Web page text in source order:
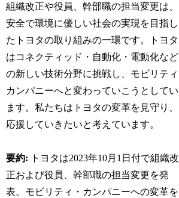
組織改正や役員、幹部職の担当変更は、
安全で環境に優しい社会の実現を目指し
たトヨタの取り組みの一環です。トヨタ
はコネクティッド・自動化・電動化など
の新しい技術分野に挑戦し、モビリティ
カンパニーへと変わっていこうとしてい
ます。私たちはトヨタの変革を見守り、
応援していきたいと考えています。
要約: トヨタは2023年10月1日付で組織改
正および役員、幹部職の担当変更を発
表。モビリティ・カンパニーへの変革を